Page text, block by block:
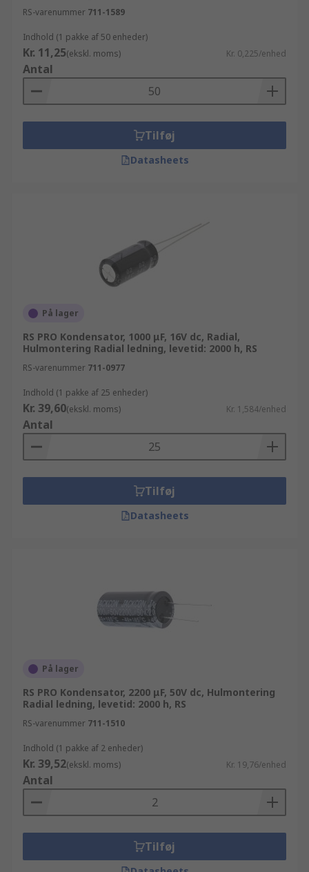
RS-varenummer 711-1589
Indhold (1 pakke af 50 enheder)
Kr. 11,25(ekskl. moms) Kr. 0,225/enhed
Antal
Tilføj
Datasheets
På lager
RS PRO Kondensator, 1000 μF, 16V dc, Radial,
Hulmontering Radial ledning, levetid: 2000 h, RS
RS-varenummer 711-0977
Indhold (1 pakke af 25 enheder)
Kr. 39,60(ekskl. moms) Kr. 1,584/enhed
Antal
Tilføj
Datasheets
På lager
RS PRO Kondensator, 2200 μF, 50V dc, Hulmontering
Radial ledning, levetid: 2000 h, RS
RS-varenummer 711-1510
Indhold (1 pakke af 2 enheder)
Kr. 39,52(ekskl. moms) Kr. 19,76/enhed
Antal
Tilføj